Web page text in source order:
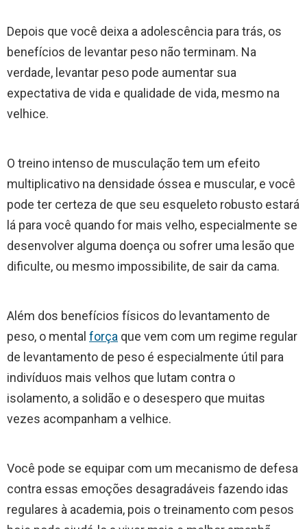
Depois que você deixa a adolescência para trás, os
benefícios de levantar peso não terminam. Na
verdade, levantar peso pode aumentar sua
expectativa de vida e qualidade de vida, mesmo na
velhice.
O treino intenso de musculação tem um efeito
multiplicativo na densidade óssea e muscular, e você
pode ter certeza de que seu esqueleto robusto estará
lá para você quando for mais velho, especialmente se
desenvolver alguma doença ou sofrer uma lesão que
dificulte, ou mesmo impossibilite, de sair da cama.
Além dos benefícios físicos do levantamento de
peso, o mental força que vem com um regime regular
de levantamento de peso é especialmente útil para
indivíduos mais velhos que lutam contra o
isolamento, a solidão e o desespero que muitas
vezes acompanham a velhice.
Você pode se equipar com um mecanismo de defesa
contra essas emoções desagradáveis fazendo idas
regulares à academia, pois o treinamento com pesos